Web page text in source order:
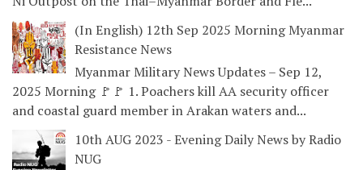
(In English) 12th Sep 2025 Morning Myanmar
Resistance News
Myanmar Military News Updates – Sep 12,
2025 Morning 🚩🚩 1. Poachers kill AA security officer
and coastal guard member in Arakan waters and...
10th AUG 2023 - Evening Daily News by Radio
NUG